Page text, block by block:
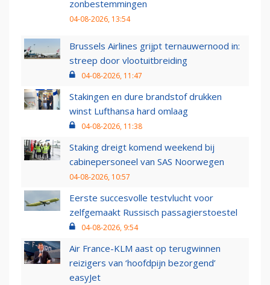
zonbestemmingen
04-08-2026, 13:54
Brussels Airlines grijpt ternauwernood in:
streep door vlootuitbreiding
04-08-2026, 11:47
Stakingen en dure brandstof drukken
winst Lufthansa hard omlaag
04-08-2026, 11:38
Staking dreigt komend weekend bij
cabinepersoneel van SAS Noorwegen
04-08-2026, 10:57
Eerste succesvolle testvlucht voor
zelfgemaakt Russisch passagierstoestel
04-08-2026, 9:54
Air France-KLM aast op terugwinnen
reizigers van ‘hoofdpijn bezorgend’
easyJet